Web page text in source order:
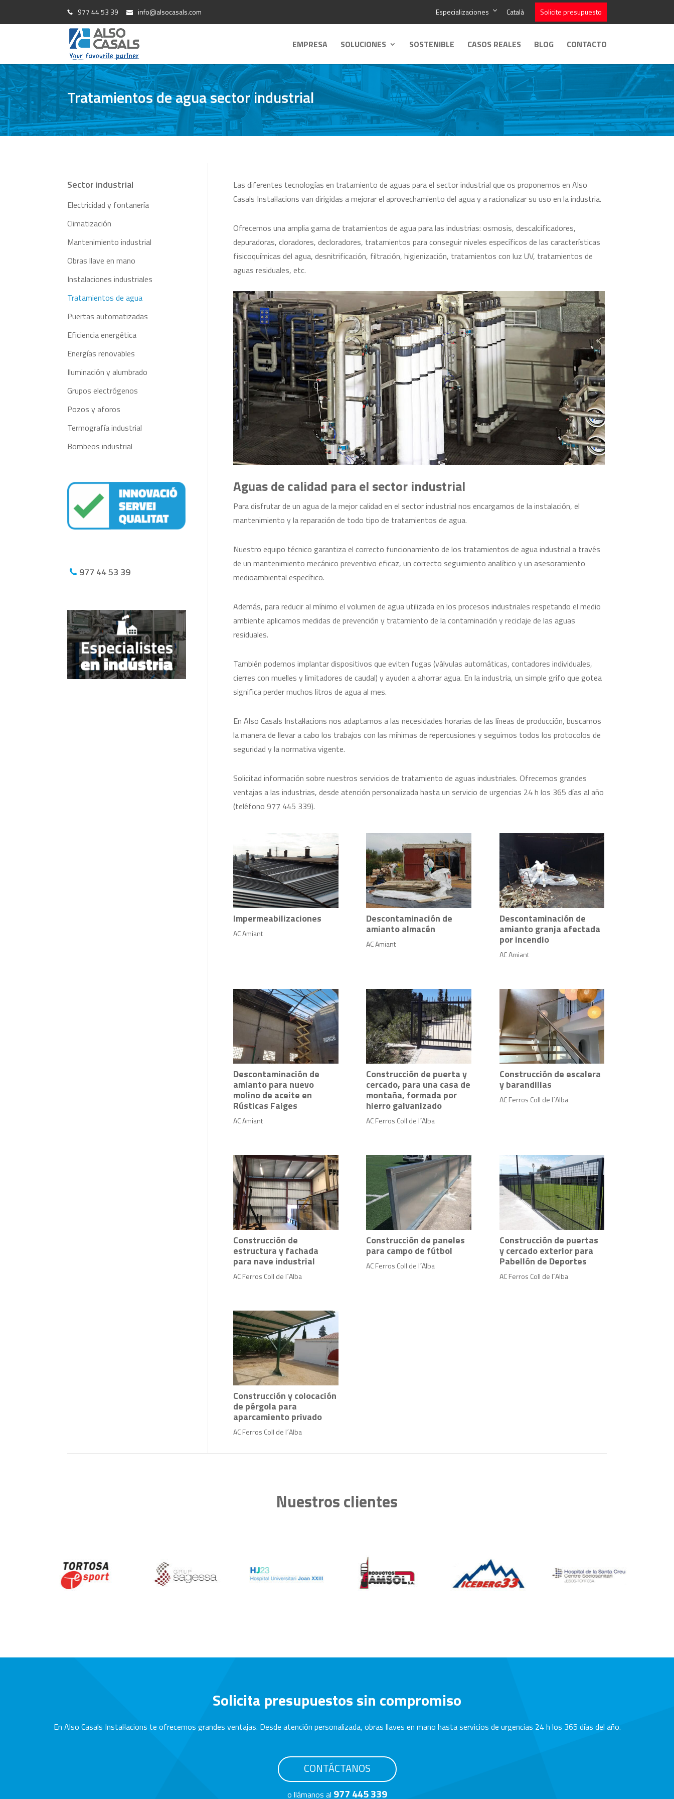
977 44 53 39 info@alsocasals.com Especializaciones Solicite presupuesto
Català
EMPRESA SOLUCIONES SOSTENIBLE CASOS REALES BLOG CONTACTO
Tratamientos de agua sector industrial
Sector industrial
Electricidad y fontanería
Climatización
Mantenimiento industrial
Obras llave en mano
Instalaciones industriales
Tratamientos de agua
Puertas automatizadas
Eficiencia energética
Energías renovables
Iluminación y alumbrado
Grupos electrógenos
Pozos y aforos
Termografía industrial
Bombeos industrial
977 44 53 39
Las diferentes tecnologías en tratamiento de aguas para el sector industrial que os proponemos en Also
Casals Instal·lacions van dirigidas a mejorar el aprovechamiento del agua y a racionalizar su uso en la industria.
Ofrecemos una amplia gama de tratamientos de agua para las industrias: osmosis, descalcificadores,
depuradoras, cloradores, decloradores, tratamientos para conseguir niveles específicos de las características
fisicoquímicas del agua, desnitrificación, filtración, higienización, tratamientos con luz UV, tratamientos de
aguas residuales, etc.
Aguas de calidad para el sector industrial
Para disfrutar de un agua de la mejor calidad en el sector industrial nos encargamos de la instalación, el
mantenimiento y la reparación de todo tipo de tratamientos de agua.
Nuestro equipo técnico garantiza el correcto funcionamiento de los tratamientos de agua industrial a través
de un mantenimiento mecánico preventivo eficaz, un correcto seguimiento analítico y un asesoramiento
medioambiental específico.
Además, para reducir al mínimo el volumen de agua utilizada en los procesos industriales respetando el medio
ambiente aplicamos medidas de prevención y tratamiento de la contaminación y reciclaje de las aguas
residuales.
También podemos implantar dispositivos que eviten fugas (válvulas automáticas, contadores individuales,
cierres con muelles y limitadores de caudal) y ayuden a ahorrar agua. En la industria, un simple grifo que gotea
significa perder muchos litros de agua al mes.
En Also Casals Instal·lacions nos adaptamos a las necesidades horarias de las líneas de producción, buscamos
la manera de llevar a cabo los trabajos con las mínimas de repercusiones y seguimos todos los protocolos de
seguridad y la normativa vigente.
Solicitad información sobre nuestros servicios de tratamiento de aguas industriales. Ofrecemos grandes
ventajas a las industrias, desde atención personalizada hasta un servicio de urgencias 24 h los 365 días al año
(teléfono 977 445 339).
Impermeabilizaciones
AC Amiant
Descontaminación de
amianto almacén
AC Amiant
Descontaminación de
amianto granja afectada
por incendio
AC Amiant
Descontaminación de
amianto para nuevo
molino de aceite en
Rústicas Faiges
AC Amiant
Construcción de puerta y
cercado, para una casa de
montaña, formada por
hierro galvanizado
AC Ferros Coll de l´Alba
Construcción de escalera
y barandillas
AC Ferros Coll de l´Alba
Construcción de
estructura y fachada
para nave industrial
AC Ferros Coll de l´Alba
Construcción de paneles
para campo de fútbol
AC Ferros Coll de l´Alba
Construcción de puertas
y cercado exterior para
Pabellón de Deportes
AC Ferros Coll de l´Alba
Construcción y colocación
de pérgola para
aparcamiento privado
AC Ferros Coll de l´Alba
Nuestros clientes
Solicita presupuestos sin compromiso
En Also Casals Instal·lacions te ofrecemos grandes ventajas. Desde atención personalizada, obras llaves en mano hasta servicios de urgencias 24 h los 365 días del año.
o llámanos al 977 445 339
CONTÁCTANOS